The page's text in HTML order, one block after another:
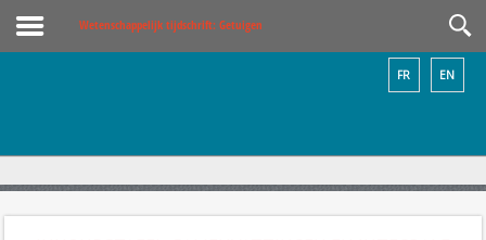
Wetenschappelijk tijdschrift: Getuigen
EN
FR